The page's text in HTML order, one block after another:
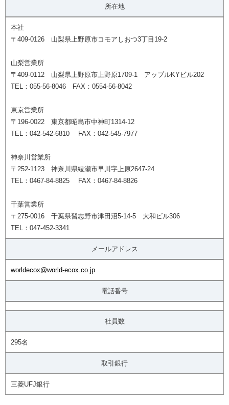
所在地
本社
〒409-0126 山梨県上野原市コモアしおつ3丁目19-2
山梨営業所
〒409-0112 山梨県上野原市上野原1709-1 アップルKYビル202
TEL：055-56-8046 FAX：0554-56-8042
東京営業所
〒196-0022 東京都昭島市中神町1314-12
TEL：042-542-6810 FAX：042-545-7977
神奈川営業所
〒252-1123 神奈川県綾瀬市早川字上原2647-24
TEL：0467-84-8825 FAX：0467-84-8826
千葉営業所
〒275-0016 千葉県習志野市津田沼5-14-5 大和ビル306
TEL：047-452-3341
メールアドレス
worldecox@world-ecox.co.jp
電話番号
社員数
295名
取引銀行
三菱UFJ銀行